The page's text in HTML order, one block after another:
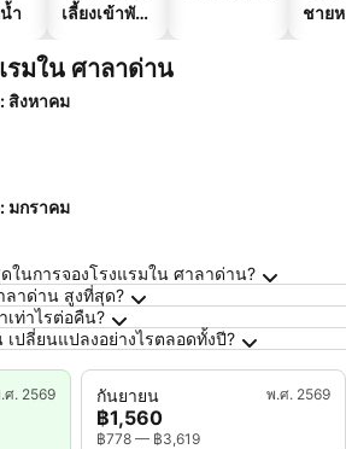
ำ
เลี้ยงเข้าพัก
ชาย
รมใน ศาลาด่าน
สิงหาคม
มกราคม
กับ ศาลาด่าน
ในการจองโรงแรมใน ศาลาด่าน?
ลาด่าน สูงที่สุด?
ท่าไรต่อคืน?
ปลี่ยนแปลงอย่างไรตลอดทั้งปี?
ศ. 2569 กันยายน พ.ศ. 2569
฿1,560
฿778 — ฿3,619